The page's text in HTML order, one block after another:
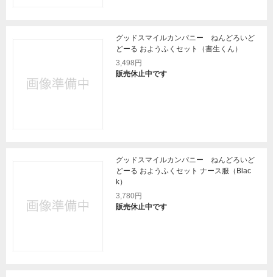
グッドスマイルカンパニー ねんどろいど
どーる おようふくセット（書生くん）
3,498円
販売休止中です
グッドスマイルカンパニー ねんどろいど
どーる おようふくセット ナース服（Blac
k）
3,780円
販売休止中です